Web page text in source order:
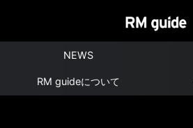
NEWS
RM guideについて